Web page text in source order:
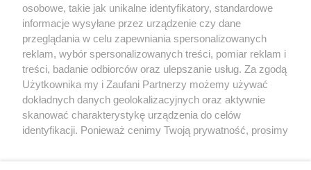
Regulamin konkursów
śniadaniówka "Hej
Szczecin! Jest piątek!"
Partnerzy
Praca Szczecin
osobowe, takie jak unikalne identyfikatory, standardowe
informacje wysyłane przez urządzenie czy dane
przeglądania w celu zapewniania spersonalizowanych
reklam, wybór spersonalizowanych treści, pomiar reklam i
treści, badanie odbiorców oraz ulepszanie usług. Za zgodą
Użytkownika my i Zaufani Partnerzy możemy używać
dokładnych danych geolokalizacyjnych oraz aktywnie
skanować charakterystykę urządzenia do celów
identyfikacji. Ponieważ cenimy Twoją prywatność, prosimy